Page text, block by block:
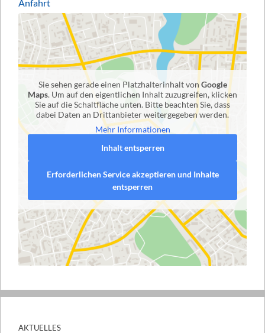
Anfahrt
Sie sehen gerade einen Platzhalterinhalt von Google
Maps. Um auf den eigentlichen Inhalt zuzugreifen, klicken
Sie auf die Schaltfläche unten. Bitte beachten Sie, dass
dabei Daten an Drittanbieter weitergegeben werden.
Mehr Informationen
Inhalt entsperren
Erforderlichen Service akzeptieren und Inhalte
entsperren
AKTUELLES